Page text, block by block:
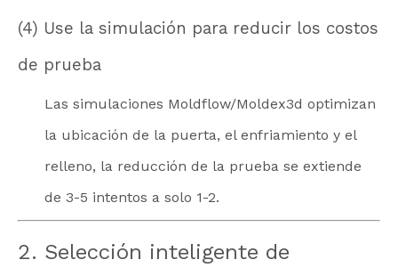
(4) Use la simulación para reducir los costos
de prueba
Las simulaciones Moldflow/Moldex3d optimizan
la ubicación de la puerta, el enfriamiento y el
relleno, la reducción de la prueba se extiende
de 3-5 intentos a solo 1-2.
2. Selección inteligente de